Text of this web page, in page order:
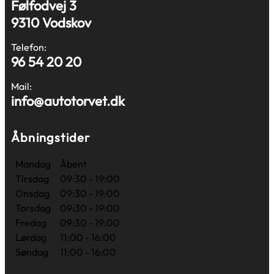
Følfodvej 3
9310 Vodskov
Telefon:
96 54 20 20
Mail:
info@autotorvet.dk
Åbningstider
Mandag
Åbent
Tirsdag
09:30 - 19:00
Onsdag
09:30 - 19:00
Torsdag
09:30 - 19:00
Fredag
09:30 - 19:00
Lørdag
11:00 - 16:00
Søndag
11:00 - 16:00